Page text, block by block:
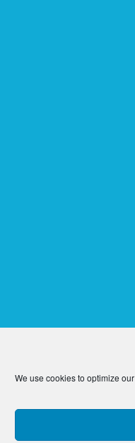
We use cookies to optimize